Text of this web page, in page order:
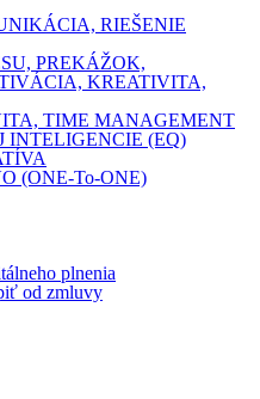
RIEŠENIE
PREKÁŽOK,
KREATIVITA,
TIME MANAGEMENT
INTELIGENCIE (EQ)
(ONE-To-ONE)
plnenia
od zmluvy